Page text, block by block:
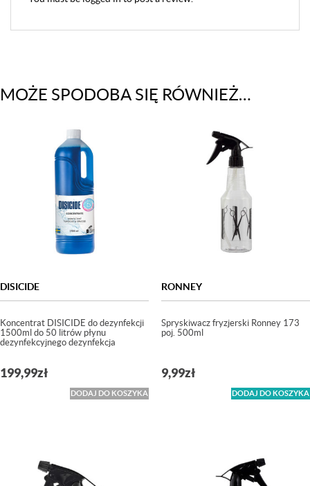
MOŻE SPODOBA SIĘ RÓWNIEŻ…
DISICIDE
Koncentrat DISICIDE do dezynfekcji
1500ml do 50 litrów płynu
dezynfekcyjnego dezynfekcja
199,99zł
DODAJ DO KOSZYKA
RONNEY
Spryskiwacz fryzjerski Ronney 173
poj. 500ml
9,99zł
DODAJ DO KOSZYKA